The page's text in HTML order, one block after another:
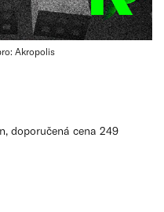
Akropolis
doporučená cena 249